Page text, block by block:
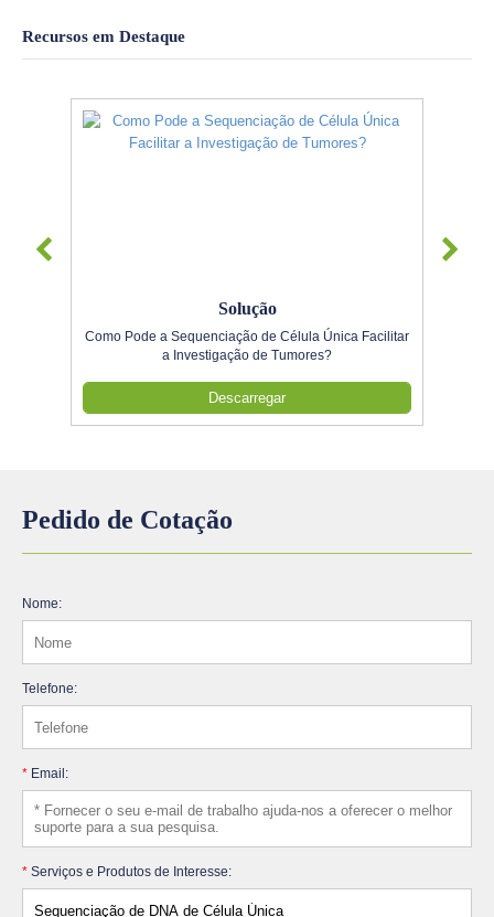
Recursos em Destaque
Solução
Como Pode a Sequenciação de Célula Única Facilitar
a Investigação de Tumores?
Descarregar
Pedido de Cotação
Nome:
Telefone:
* Email:
* Serviços e Produtos de Interesse: